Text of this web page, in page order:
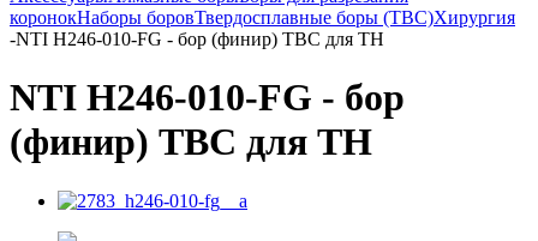
коронокНаборы боровТвердосплавные боры (ТВС)Хирургия
-NTI H246-010-FG - бор (финир) ТВС для ТН
NTI H246-010-FG - бор
(финир) ТВС для ТН